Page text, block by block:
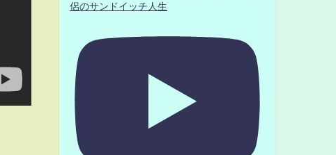
侶のサンドイッチ人生